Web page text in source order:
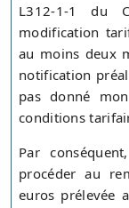
L312-1-1 du
modification
au moins deux
notification
pas donné
conditions
Par
procéder au
euros prélevée